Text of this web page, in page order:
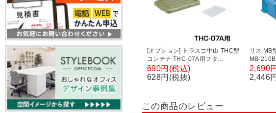
[オプション] トラスコ中山 THC型
コンテナ THC-07A用フタ
TRUSCO THC-07AF
690円(税込)
628円(税抜)
リス MB
MB-
2,690
2,446
この商品のレビュー